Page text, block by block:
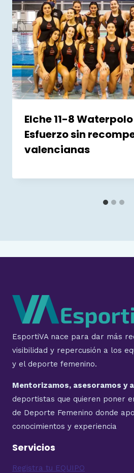
Elche 11-8
Esfuerzo sin
valencianas
EsportiVA nace para dar más
visibilidad y repercusión a los
y el deporte femenino.
Mentorizamos, asesoramos y
deportistas que quieren poner
de Deporte Femenino donde
conocimientos y experiencia
Servicios
Registra tu EQUIPO